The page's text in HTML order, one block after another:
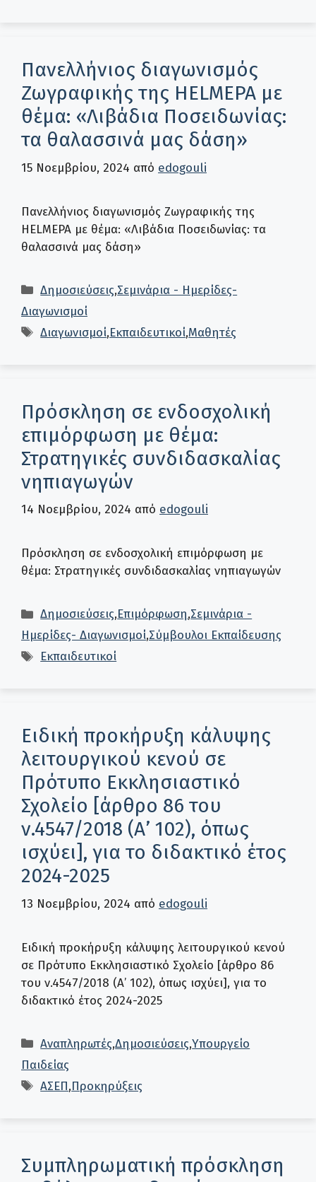
Πανελλήνιος διαγωνισμός
Ζωγραφικής της HELMEPA με
θέμα: «Λιβάδια Ποσειδωνίας:
τα θαλασσινά μας δάση»
15 Νοεμβρίου, 2024 από edogouli
Πανελλήνιος διαγωνισμός Ζωγραφικής της
HELMEPA με θέμα: «Λιβάδια Ποσειδωνίας: τα
θαλασσινά μας δάση»
Κατηγορίες
Δημοσιεύσεις,Σεμινάρια - Ημερίδες-
Διαγωνισμοί
Ετικέτες
Διαγωνισμοί,Εκπαιδευτικοί,Μαθητές
Πρόσκληση σε ενδοσχολική
επιμόρφωση με θέμα:
Στρατηγικές συνδιδασκαλίας
νηπιαγωγών
14 Νοεμβρίου, 2024 από edogouli
Πρόσκληση σε ενδοσχολική επιμόρφωση με
θέμα: Στρατηγικές συνδιδασκαλίας νηπιαγωγών
Κατηγορίες
Δημοσιεύσεις,Επιμόρφωση,Σεμινάρια -
Ημερίδες- Διαγωνισμοί,Σύμβουλοι Εκπαίδευσης
Ετικέτες
Εκπαιδευτικοί
Ειδική προκήρυξη κάλυψης
λειτουργικού κενού σε
Πρότυπο Εκκλησιαστικό
Σχολείο [άρθρο 86 του
ν.4547/2018 (Α’ 102), όπως
ισχύει], για το διδακτικό έτος
2024-2025
13 Νοεμβρίου, 2024 από edogouli
Ειδική προκήρυξη κάλυψης λειτουργικού κενού
σε Πρότυπο Εκκλησιαστικό Σχολείο [άρθρο 86
του ν.4547/2018 (Α’ 102), όπως ισχύει], για το
διδακτικό έτος 2024-2025
Κατηγορίες
Αναπληρωτές,Δημοσιεύσεις,Υπουργείο
Παιδείας
Ετικέτες
ΑΣΕΠ,Προκηρύξεις
Συμπληρωματική πρόσκληση